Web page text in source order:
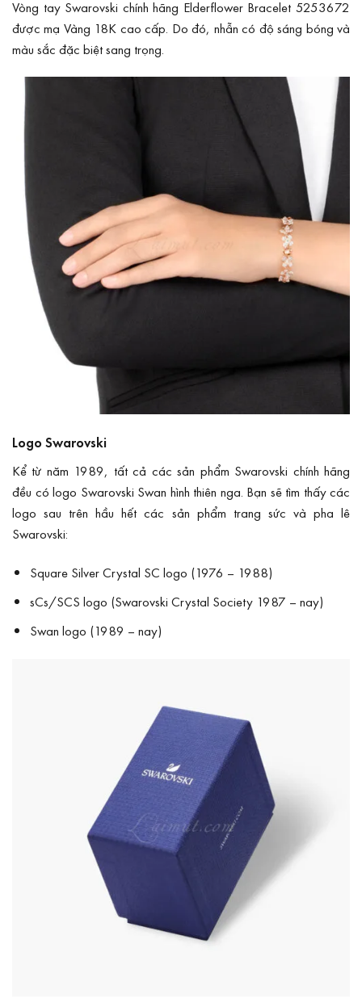
Vòng tay Swarovski chính hãng Elderflower Bracelet 5253672
được mạ Vàng 18K cao cấp. Do đó, nhẫn có độ sáng bóng và
màu sắc đặc biệt sang trọng.
Logo Swarovski
Kể từ năm 1989, tất cả các sản phẩm Swarovski chính hãng
đều có logo Swarovski Swan hình thiên nga. Bạn sẽ tìm thấy các
logo sau trên hầu hết các sản phẩm trang sức và pha lê
Swarovski:
Square Silver Crystal SC logo (1976 – 1988)
sCs/SCS logo (Swarovski Crystal Society 1987 – nay)
Swan logo (1989 – nay)